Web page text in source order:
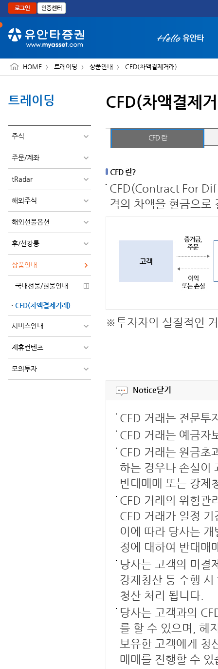
본문으로 바로가기
HOME 트레이딩 상품안내 CFD(차액결제거래)
트레이딩
주식
주문/계좌
tRadar
해외주식
해외선물옵션
후/선강퉁
상품안내
국내선물/현물안내
CFD(차액결제거래)
서비스안내
제휴컨텐츠
모의투자
CFD(차액결제
CFD 란
CFD 란?
CFD(Contract For
격의 차액을 현금으로
※투자자의 실질적인
Notice닫기
CFD 거래는 전문투
CFD 거래는 예금자
CFD 거래는 원금초
하는 경우나 손실이
반대매매 또는 강제
CFD 거래의 위험관
CFD 거래가 일정
이에 따라 당사는
정에 대하여 반대매
당사는 고객의 미결
강제청산 등 수행
청산 처리 됩니다.
당사는 고객과의
를 할 수 있으며, 헤
보유한 고객에게 청
매매를 진행할 수 있